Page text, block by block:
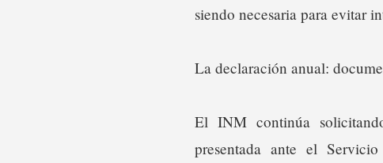
siendo necesaria para evitar
La declaración anual:
El INM continúa
presentada ante el